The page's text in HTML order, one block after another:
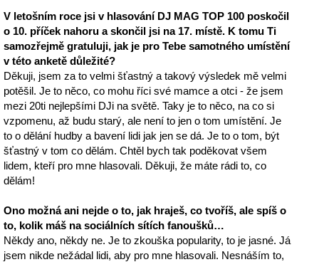
V letošním roce jsi v hlasování DJ MAG TOP 100 poskočil
o 10. příček nahoru a skončil jsi na 17. místě. K tomu Ti
samozřejmě gratuluji, jak je pro Tebe samotného umístění
v této anketě důležité?
Děkuji, jsem za to velmi šťastný a takový výsledek mě velmi
potěšil. Je to něco, co mohu říci své mamce a otci - že jsem
mezi 20ti nejlepšími DJi na světě. Taky je to něco, na co si
vzpomenu, až budu starý, ale není to jen o tom umístění. Je
to o dělání hudby a bavení lidi jak jen se dá. Je to o tom, být
šťastný v tom co dělám. Chtěl bych tak poděkovat všem
lidem, kteří pro mne hlasovali. Děkuji, že máte rádi to, co
dělám!
Ono možná ani nejde o to, jak hraješ, co tvoříš, ale spíš o
to, kolik máš na sociálních sítích fanoušků…
Někdy ano, někdy ne. Je to zkouška popularity, to je jasné. Já
jsem nikde nežádal lidi, aby pro mne hlasovali. Nesnáším to,